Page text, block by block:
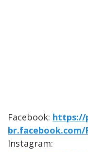
Facebook: https://
br.facebook.com/
Instagram: